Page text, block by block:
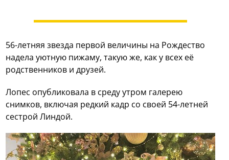
56-летняя звезда первой величины на Рождество
надела уютную пижаму, такую же, как у всех её
родственников и друзей.
Лопес опубликовала в среду утром галерею
снимков, включая редкий кадр со своей 54-летней
сестрой Линдой.